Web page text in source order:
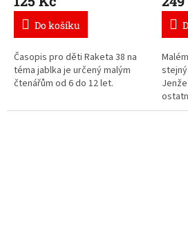
Do košíku
Časopis pro děti Raketa 38 na
téma jablka je určený malým
čtenářům od 6 do 12 let.